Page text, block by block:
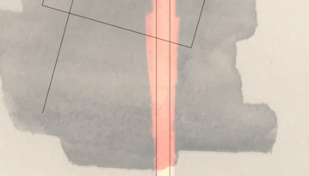
Pre-shaping time
IMBY | Experiment
Betuwse bomen
Geo | staining